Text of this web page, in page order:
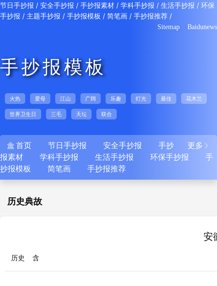
节日手抄报 / 安全手抄报 / 手抄报素材 / 学科手抄报 / 生活手抄报 / 环保
手抄报 / 主题手抄报 / 手抄报模板 / 简笔画 / 手抄报推荐 /
Sitemap Baidunews
手抄报模板
火热 爱母 江山 广阔 乐趣 灯光 最佳 花木兰
世界卫生日 三毛 天坛 联合
更多 
 首页 节日手抄报 安全手抄报
手抄
报素材
学科手抄报 生活手抄报 环保手抄报
手
抄报模板
简笔画 手抄报推荐
历史典故
安
历史 含